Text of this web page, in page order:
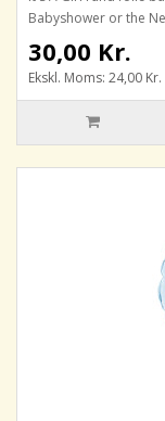
Babyshower or the
30,00 Kr.
Ekskl. Moms: 24,00 Kr.